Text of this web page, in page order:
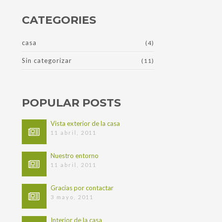
CATEGORIES
casa (4)
Sin categorizar (11)
POPULAR POSTS
Vista exterior de la casa
11 abril, 2011
Nuestro entorno
11 abril, 2011
Gracias por contactar
3 mayo, 2011
Interior de la casa